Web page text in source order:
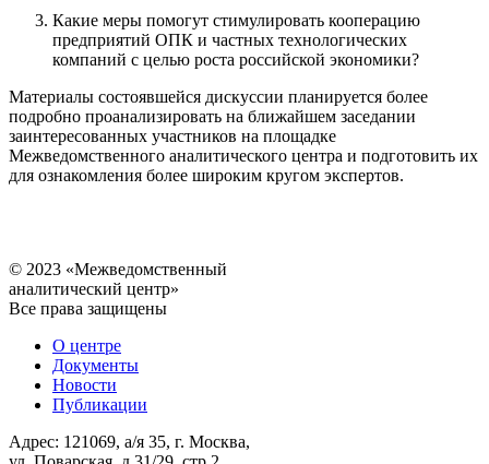
Какие меры помогут стимулировать кооперацию
предприятий ОПК и частных технологических
компаний с целью роста российской экономики?
Материалы состоявшейся дискуссии планируется более
подробно проанализировать на ближайшем заседании
заинтересованных участников на площадке
Межведомственного аналитического центра и подготовить их
для ознакомления более широким кругом экспертов.
© 2023 «Межведомственный
аналитический центр»
Все права защищены
О центре
Документы
Новости
Публикации
Адрес: 121069, а/я 35, г. Москва,